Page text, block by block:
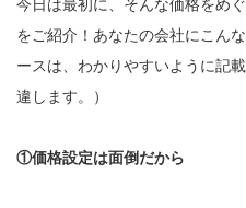
今日は最初に、そんな価格をめ
をご紹介！あなたの会社にこん
ースは、わかりやすいように記
違します。）
①価格設定は面倒だから